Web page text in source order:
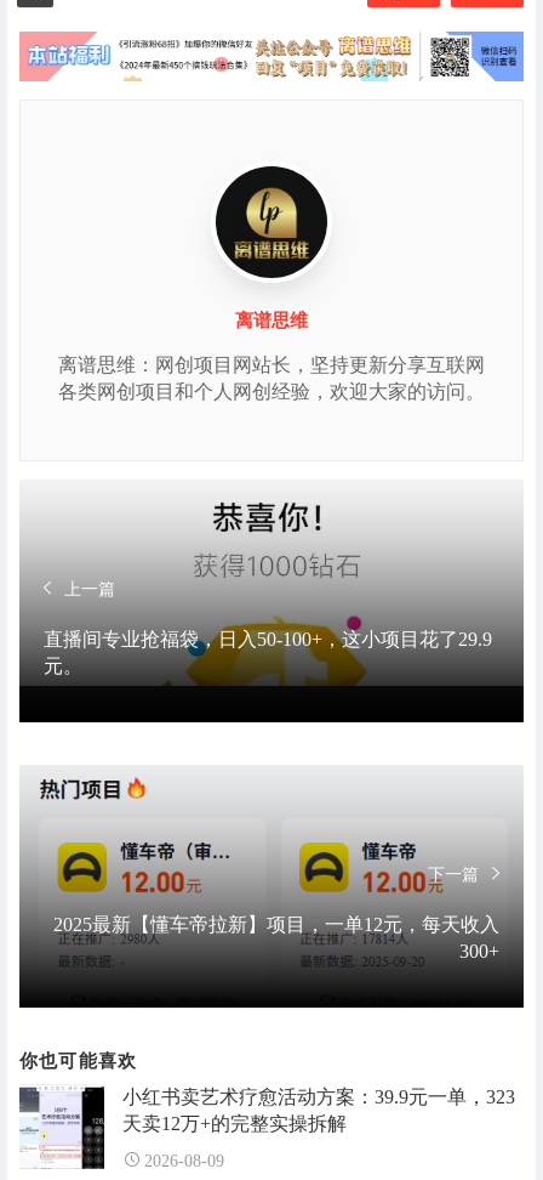
离谱思维
离谱思维：网创项目网站长，坚持更新分享互联网
各类网创项目和个人网创经验，欢迎大家的访问。
上一篇
直播间专业抢福袋，日入50-100+，这小项目花了29.9
元。
下一篇
2025最新【懂车帝拉新】项目，一单12元，每天收入
300+
你也可能喜欢
小红书卖艺术疗愈活动方案：39.9元一单，323
天卖12万+的完整实操拆解
2026-08-09